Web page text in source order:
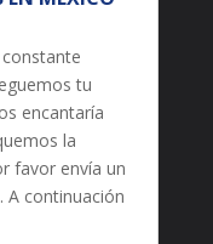
tu
encantaría
la
favor envía un
. A continuación